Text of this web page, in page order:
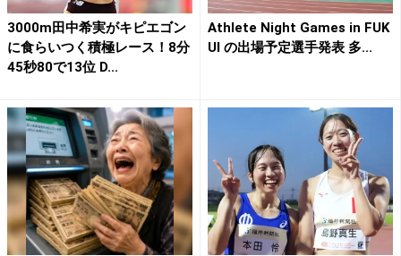
3000m田中希実がキピエゴン
に食らいつく積極レース！8分
45秒80で13位 D...
Athlete Night Games in FUK
UI の出場予定選手発表 多...